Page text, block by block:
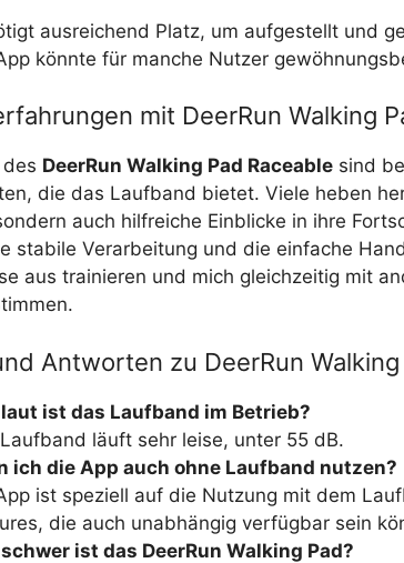
ausreichend Platz, um aufgestellt und
könnte für manche Nutzer
mit DeerRun Walking
DeerRun Walking Pad Raceable sind
die das Laufband bietet. Viele heben
auch hilfreiche Einblicke in ihre
stabile Verarbeitung und die einfache
aus trainieren und mich gleichzeitig mit
Antworten zu DeerRun
ist das Laufband im Betrieb?
läuft sehr leise, unter 55 dB.
ich die App auch ohne Laufband nutzen?
ist speziell auf die Nutzung mit dem
die auch unabhängig verfügbar sein
ist das DeerRun Walking Pad?